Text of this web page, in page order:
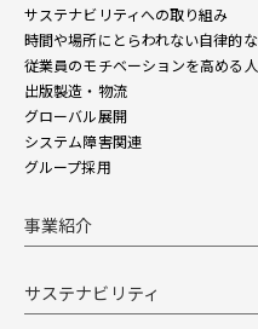
サステナビリティへの取り組み
時間や場所にとらわれない自律的
従業員のモチベーションを高める
出版製造・物流
グローバル展開
システム障害関連
グループ採用
事業紹介
サステナビリティ